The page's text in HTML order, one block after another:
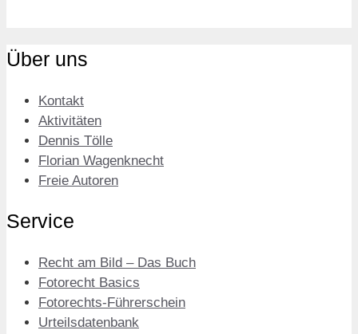
Über uns
Kontakt
Aktivitäten
Dennis Tölle
Florian Wagenknecht
Freie Autoren
Service
Recht am Bild – Das Buch
Fotorecht Basics
Fotorechts-Führerschein
Urteilsdatenbank